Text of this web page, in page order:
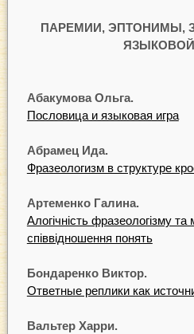
ПАРЕМИИ, ЭПТОНИМЫ,
Абакумова Ольга.
Пословица и языковая игра
Абрамец Ида.
Фразеологизм в структуре
Артеменко Галина.
Алогічність фразеологізму та
співвідношення понять
Бондаренко Виктор.
Ответные реплики как
Вальтер Харри.